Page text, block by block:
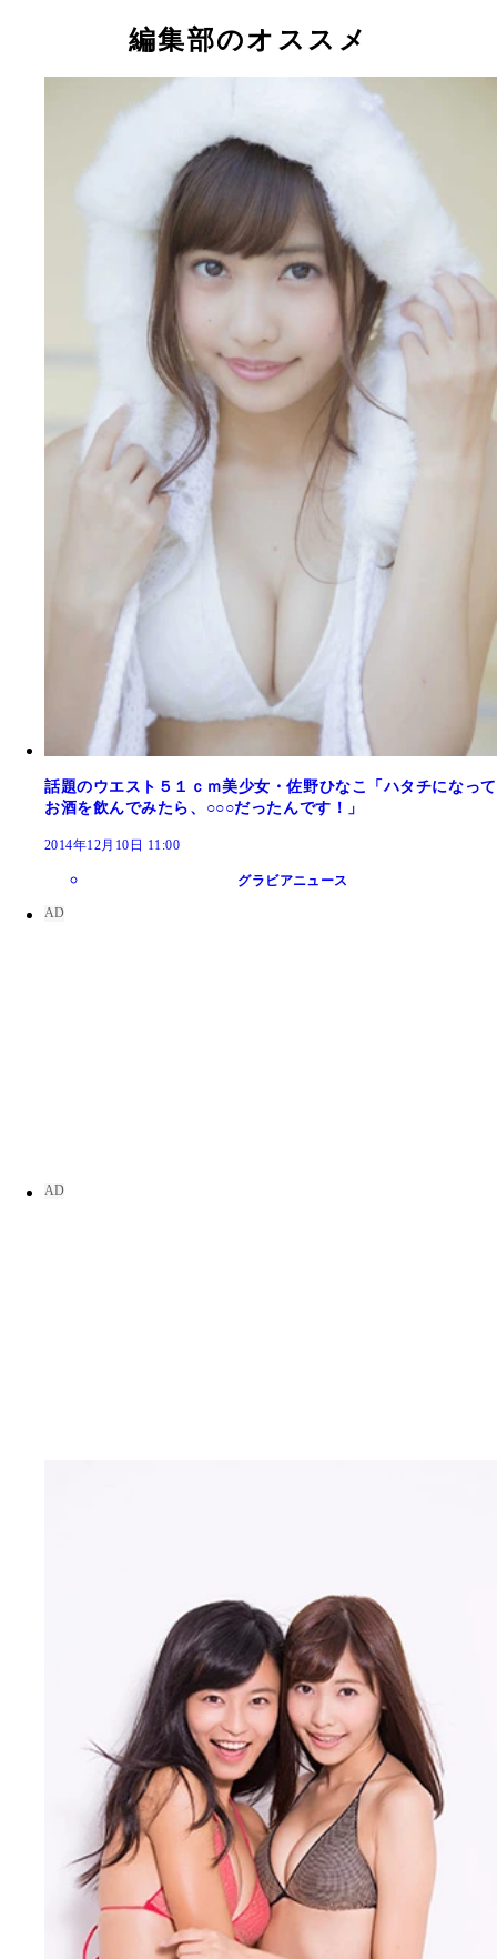
編集部のオススメ
話題のウエスト５１ｃｍ美少女・佐野ひなこ「ハタチになって
お酒を飲んでみたら、○○○だったんです！」
2014年12月10日 11:00
グラビアニュース